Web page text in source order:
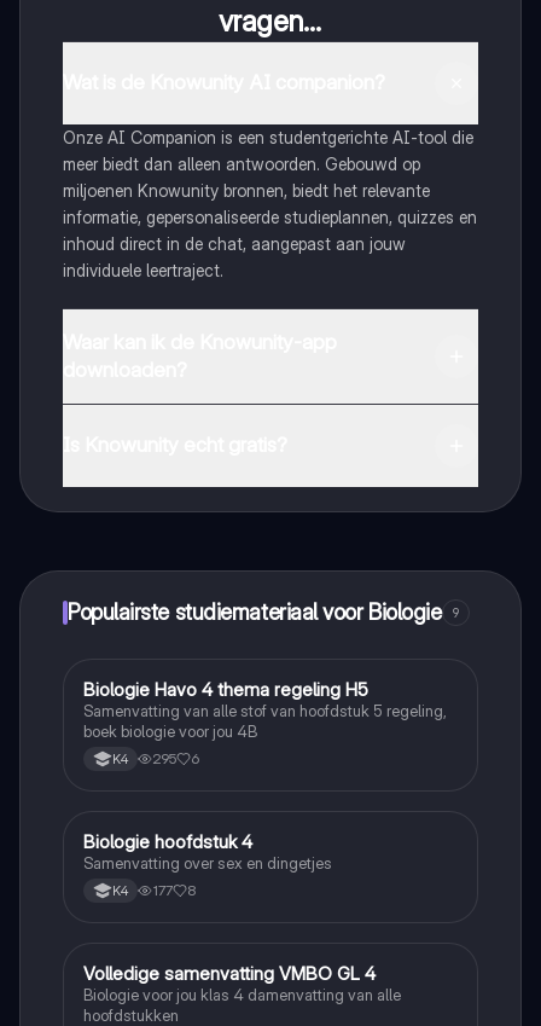
vragen...
Onze AI Companion is een studentgerichte AI-tool die
meer biedt dan alleen antwoorden. Gebouwd op
miljoenen Knowunity bronnen, biedt het relevante
informatie, gepersonaliseerde studieplannen, quizzes en
inhoud direct in de chat, aangepast aan jouw
individuele leertraject.
Populairste studiemateriaal voor Biologie 9
Biologie
Biologie Havo 4 thema regeling H5
Samenvatting van alle stof van hoofdstuk 5 regeling,
boek biologie voor jou 4B
K4 295 6
Biologie
Biologie hoofdstuk 4
Samenvatting over sex en dingetjes
K4 177 8
Biologie
Volledige samenvatting VMBO GL 4
Biologie voor jou klas 4 damenvatting van alle
hoofdstukken